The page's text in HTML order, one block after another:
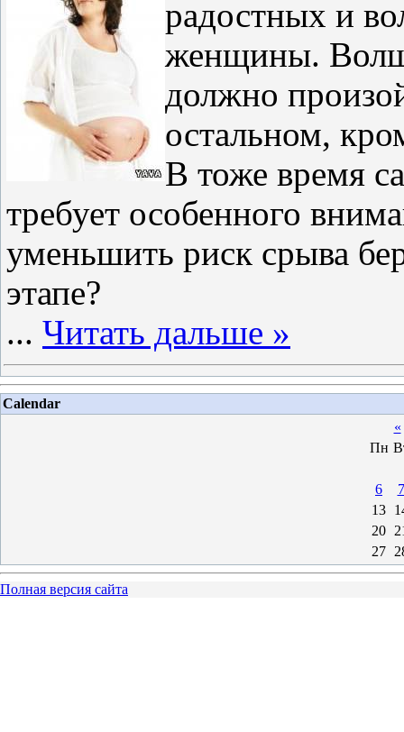
радостных и
женщины.
должно
остальном,
В тоже время
требует особенного
уменьшить риск срыва
этапе?
... Читать дальше »
Calendar
«
Пн
6
7
13
20
27
Полная версия сайта